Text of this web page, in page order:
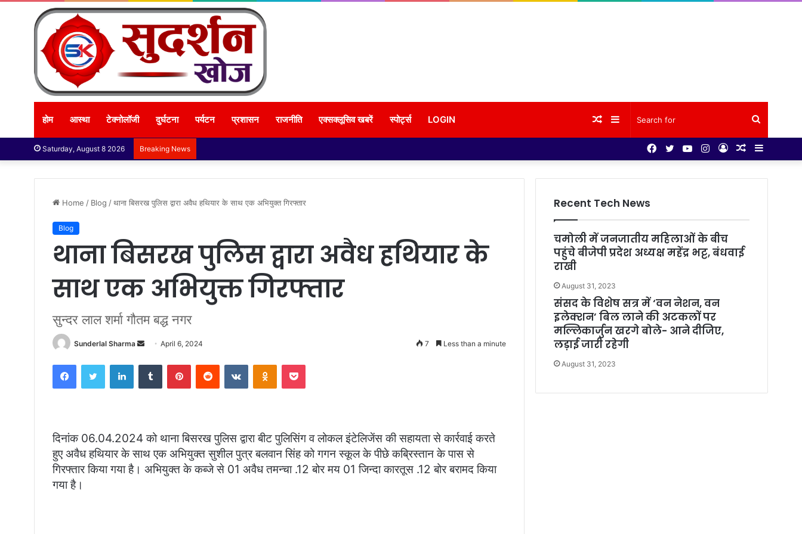
होम आस्था टेक्नोलॉजी दुर्घटना पर्यटन प्रशासन राजनीति एक्सक्लूसिव खबरें स्पोर्ट्स LOGIN
for
Sidebar
Random
Saturday, August 8 2026 Breaking News Sidebar
Random
Log
Instagram
YouTube
Twitter
Facebook
Home / Blog /थाना बिसरख पुलिस द्वारा अवैध हथियार के साथ एक अभियुक्त गिरफ्तार
Blog
थाना बिसरख पुलिस द्वारा अवैध हथियार के
साथ एक अभियुक्त गिरफ्तार
सुन्दर लाल शर्मा गौतम बद्ध नगर
Sunderlal Sharma
Send
email
April 6, 2024 7 Less than a minute
FacebookTwitter LinkedInTumblr PinterestReddit VKontakteOdnoklassniki
Pocket
दिनांक 06.04.2024 को थाना बिसरख पुलिस द्वारा बीट पुलिसिंग व लोकल इंटेलिजेंस की सहायता से कार्रवाई करते
हुए अवैध हथियार के साथ एक अभियुक्त सुशील पुत्र बलवान सिंह को गगन स्कूल के पीछे कब्रिस्तान के पास से
गिरफ्तार किया गया है। अभियुक्त के कब्जे से 01 अवैध तमन्चा .12 बोर मय 01 जिन्दा कारतूस .12 बोर बरामद किया
गया है।
Recent Tech News
चमोली में जनजातीय महिलाओं के बीच
पहुंचे बीजेपी प्रदेश अध्यक्ष महेंद्र भट्ट, बंधवाई
राखी
August 31, 2023
संसद के विशेष सत्र में ‘वन नेशन, वन
इलेक्शन’ बिल लाने की अटकलों पर
मल्लिकार्जुन खरगे बोले- आने दीजिए,
लड़ाई जारी रहेगी
August 31, 2023